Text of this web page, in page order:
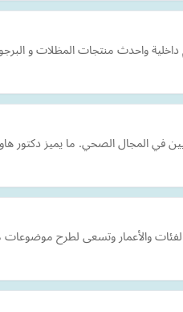
داخلية واحدث منتجات المظلات و
في المجال الصحي. ما يميز دكتور
والأعمار وتسعى لطرح موضوعات